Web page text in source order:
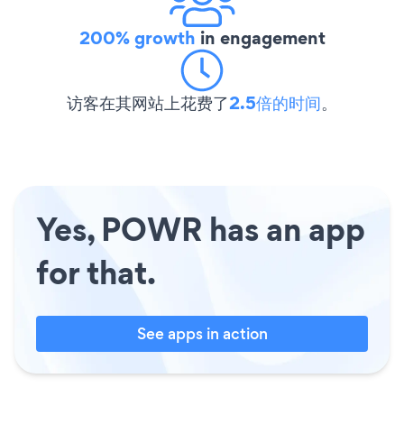
200% growth in engagement
访客在其网站上花费了2.5倍的时间。
Yes, POWR has an app
for that.
See apps in action